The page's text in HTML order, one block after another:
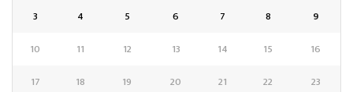
3
4 5 6 7 8
9
10
11 12 13 14 15
16
17
18 19 20 21 22
23